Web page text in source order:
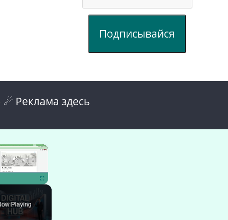
Подписывайся
☄ Реклама здесь
×
Fullscreen
Playing